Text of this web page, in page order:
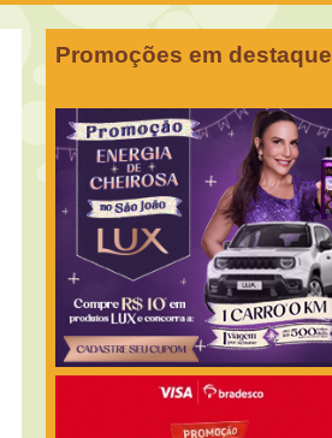
Promoções em destaque